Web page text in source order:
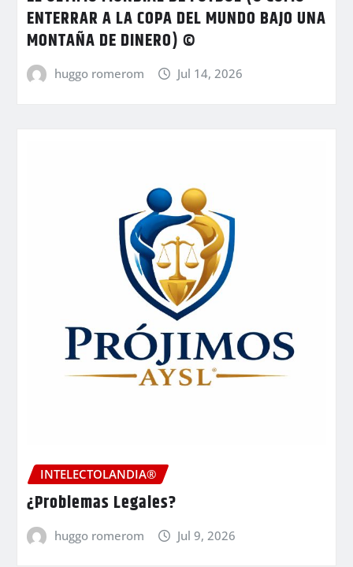
ENTERRAR A LA COPA DEL MUNDO BAJO UNA
MONTAÑA DE DINERO) ©
huggo romerom Jul 14, 2026
INTELECTOLANDIA®
¿Problemas Legales?
huggo romerom Jul 9, 2026